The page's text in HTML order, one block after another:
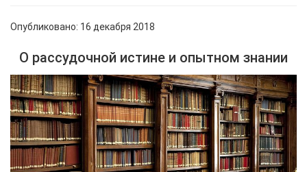
Опубликовано: 16 декабря 2018
О рассудочной истине и опытном знании